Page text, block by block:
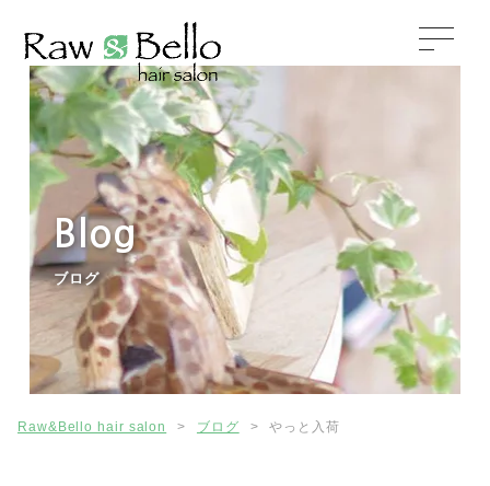
Blog
ブログ
Raw&Bello hair salon > ブログ > やっと入荷